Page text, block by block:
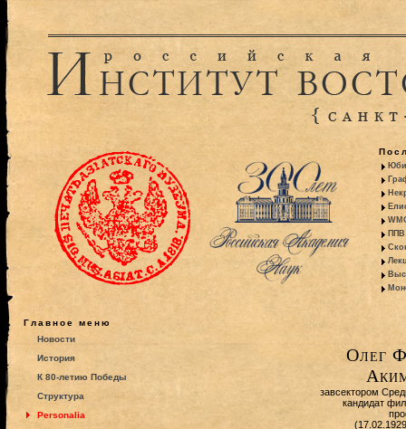
ППВ
Главное меню
Новости
История
К 80-летию Победы
Структура
Personalia
Олег
завсектором
кандидат